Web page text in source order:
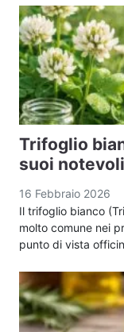
Trifoglio
suoi
16 Febbraio 2026
Il trifoglio bianco
molto comune nei
punto di vista